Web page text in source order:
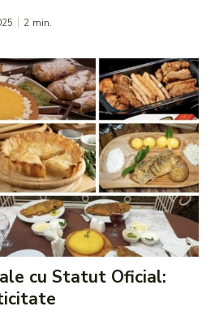
2 min.
cu Statut Oficial: